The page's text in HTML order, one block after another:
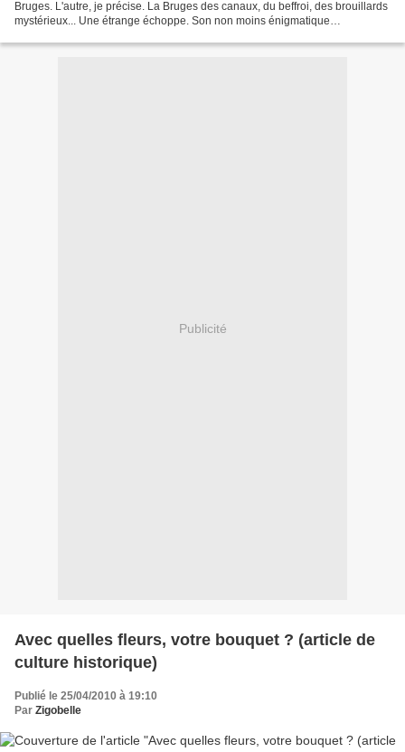
Bruges. L'autre, je précise. La Bruges des canaux, du beffroi, des brouillards
mystérieux... Une étrange échoppe. Son non moins énigmatique
Publicité
Avec quelles fleurs, votre bouquet ? (article de
culture historique)
Publié le 25/04/2010 à 19:10
Par Zigobelle